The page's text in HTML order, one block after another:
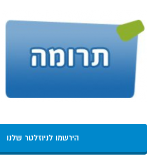
הירשמו לניוזלטר שלנו